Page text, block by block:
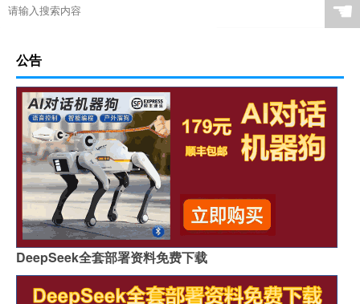
☚
公告
DeepSeek全套部署资料免费下载